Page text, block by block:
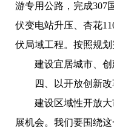
游专用公路，完成307
伏变电站升压、杏花
伏局域工程。按照规
建设宜居城市、
四、以开放创新
建设区域性开放
展机会。我们要围绕